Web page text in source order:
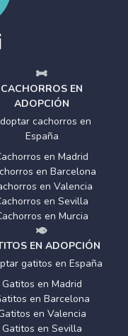
CACHORROS EN
ADOPCIÓN
cachorros en
España
en Madrid
en Barcelona
en Valencia
en Sevilla
en Murcia
EN ADOPCIÓN
gatitos en España
Gatitos en Madrid
en Barcelona
en Valencia
Gatitos en Sevilla